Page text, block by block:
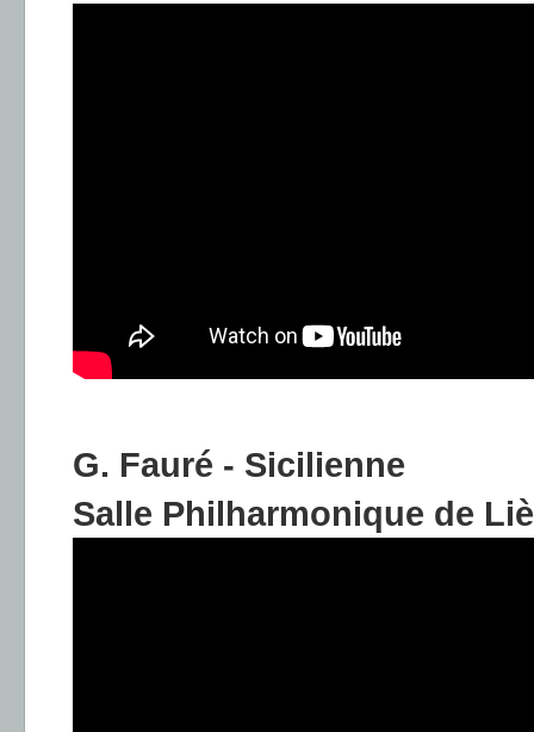
G. Fauré - Sicilienne
Salle Philharmonique de